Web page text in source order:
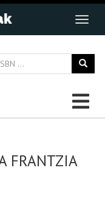
FRANTZIA